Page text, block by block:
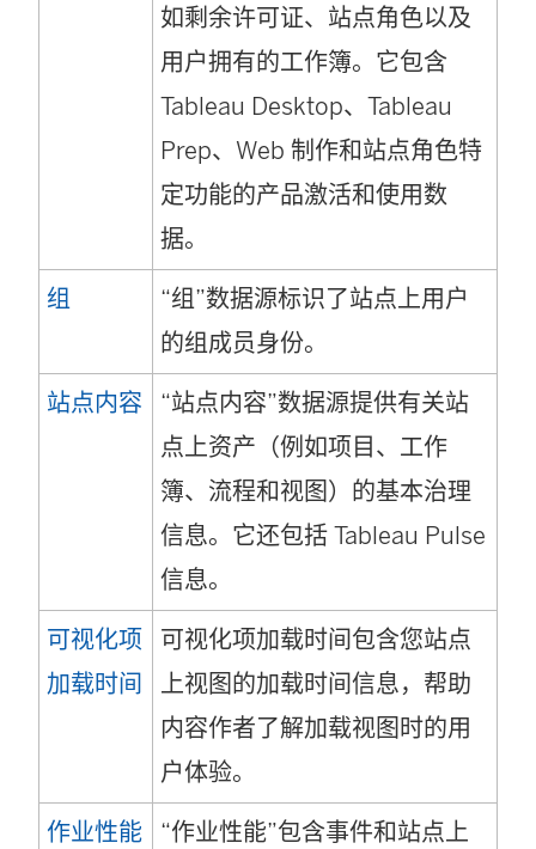
如剩余许可证、站点角色以及
用户拥有的工作簿。它包含
Tableau Desktop、Tableau
Prep、Web 制作和站点角色特
定功能的产品激活和使用数
据。
组
“组”数据源标识了站点上用户
的组成员身份。
站点内容
“站点内容”数据源提供有关站
点上资产（例如项目、工作
簿、流程和视图）的基本治理
信息。它还包括 Tableau Pulse
信息。
可视化项
加载时间
可视化项加载时间包含您站点
上视图的加载时间信息，帮助
内容作者了解加载视图时的用
户体验。
作业性能
“作业性能”包含事件和站点上